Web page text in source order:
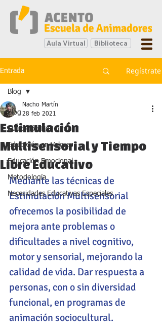
Aula Virtual Biblioteca
Entrada Regístrate
Blog
Educación No Formal
Educación en Valores
Educación Emocional
Metodología
Necesidades Educativas Especiales
Blog
Estimulación
Multisensorial y Tiempo
Libre Educativo
Nacho Martín
28 feb 2021
Mediante las técnicas de
Estimulación Multisensorial
ofrecemos la posibilidad de
mejora ante problemas o
dificultades a nivel cognitivo,
motor y sensorial, mejorando la
calidad de vida. Dar respuesta a
personas, con o sin diversidad
funcional, en programas de
animación sociocultural.